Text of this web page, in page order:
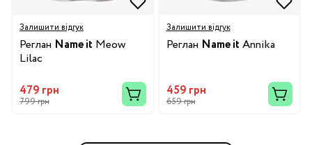
Залишити відгук
Реглан Name it Meow
Lilac
479 грн
799 грн
Залишити відгук
Реглан Name it Annika
459 грн
659 грн